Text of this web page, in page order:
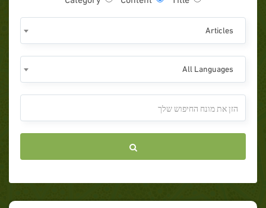
Articles
All Languages